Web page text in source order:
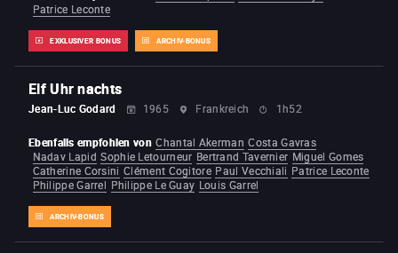
EXKLUSIVER BONUS ARCHIV-BONUS
Patrice Leconte
Elf Uhr nachts
Jean-Luc Godard 1965 Frankreich 1h52
ARCHIV-BONUS
Ebenfalls empfohlen von Chantal Akerman Costa Gavras
Nadav Lapid Sophie Letourneur Bertrand Tavernier Miguel Gomes
Catherine Corsini Clément Cogitore Paul Vecchiali Patrice Leconte
Philippe Garrel Philippe Le Guay Louis Garrel